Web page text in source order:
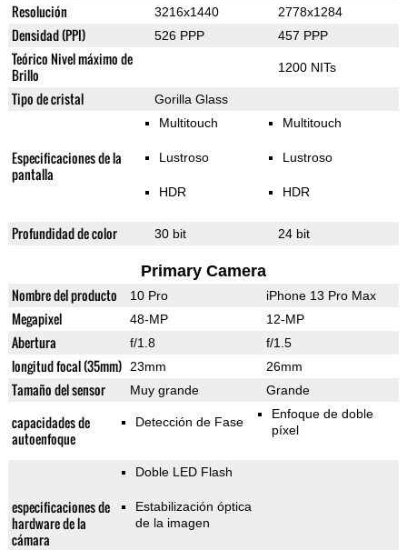
Resolución 3216x1440 2778x1284
Densidad (PPI) 526 PPP 457 PPP
Teórico Nivel máximo de
Brillo
1200 NITs
Tipo de cristal Gorilla Glass
Especificaciones de la
pantalla
Multitouch
Lustroso
HDR
Multitouch
Lustroso
HDR
Profundidad de color 30 bit 24 bit
Primary Camera
Nombre del producto 10 Pro iPhone 13 Pro Max
Megapixel 48-MP 12-MP
Abertura f/1.8 f/1.5
longitud focal (35mm) 23mm 26mm
Tamaño del sensor Muy grande Grande
capacidades de
autoenfoque
Detección de Fase
Enfoque de doble
píxel
especificaciones de
hardware de la
cámara
Doble LED Flash
Estabilización óptica
de la imagen